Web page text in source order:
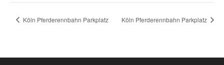
Köln Pferderennbahn Parkplatz Köln Pferderennbahn Parkplatz